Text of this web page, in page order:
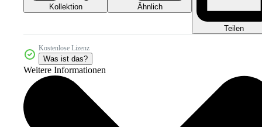
Kollektion Ähnlich
Teilen
Kostenlose Lizenz
Was ist das?
Weitere Informationen